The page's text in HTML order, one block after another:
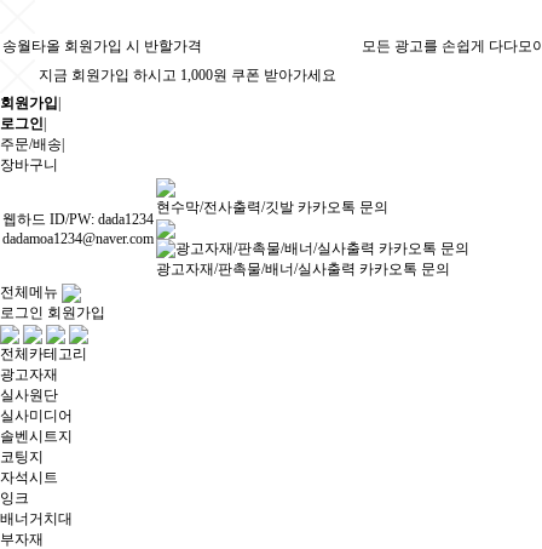
송월타올 회원가입 시 반할가격
모든 광고를 손쉽게 다다모
지금 회원가입 하시고 1,000원 쿠폰 받아가세요
회원가입
로그인
주문/배송
장바구니
웹하드 ID/PW: dada1234
dadamoa1234@naver.com
현수막/전사출력/깃발 카카오톡 문의
광고자재/판촉물/배너/실사출력 카카오톡 문의
전체메뉴
로그인 회원가입
전체카테고리
광고자재
실사원단
실사미디어
솔벤시트지
코팅지
자석시트
잉크
배너거치대
부자재